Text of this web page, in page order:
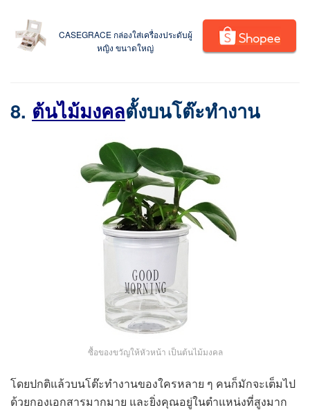
CASEGRACE กล่องใส่เครื่องประดับผู้
หญิง ขนาดใหญ่
8. ต้นไม้มงคลตั้งบนโต๊ะทำงาน
ซื้อของขวัญให้หัวหน้า เป็นต้นไม้มงคล
โดยปกติแล้วบนโต๊ะทำงานของใครหลาย ๆ คนก็มักจะเต็มไป
ด้วยกองเอกสารมากมาย และยิ่งคุณอยู่ในตำแหน่งที่สูงมาก